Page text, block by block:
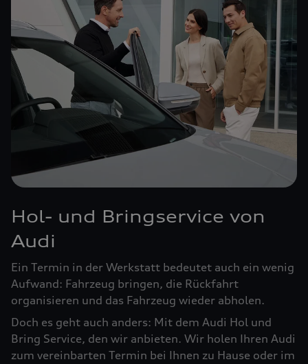
Hol- und Bringservice von
Audi
Ein Termin in der Werkstatt bedeutet auch ein wenig
Aufwand: Fahrzeug bringen, die Rückfahrt
organisieren und das Fahrzeug wieder abholen.
Doch es geht auch anders: Mit dem Audi Hol und
Bring Service, den wir anbieten. Wir holen Ihren Audi
zum vereinbarten Termin bei Ihnen zu Hause oder im